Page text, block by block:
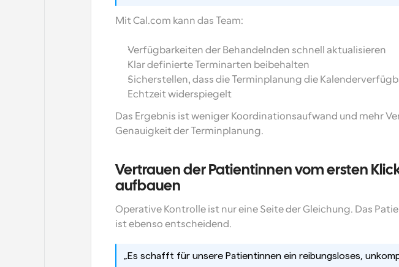
Mit Cal.com kann das Team:
Verfügbarkeiten der Behandelnden schnell aktualisieren
Klar definierte Terminarten beibehalten
Sicherstellen, dass die Terminplanung die
Echtzeit widerspiegelt
Das Ergebnis ist weniger Koordinationsaufwand und mehr
Genauigkeit der Terminplanung.
Vertrauen der Patientinnen vom ersten
aufbauen
Operative Kontrolle ist nur eine Seite der Gleichung. Das
ist ebenso entscheidend.
„Es schafft für unsere Patientinnen ein reibungsloses,